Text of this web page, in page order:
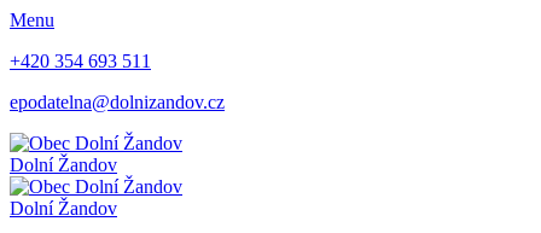
Menu
+420 354 693 511
epodatelna@dolnizandov.cz
Dolní Žandov
Dolní Žandov